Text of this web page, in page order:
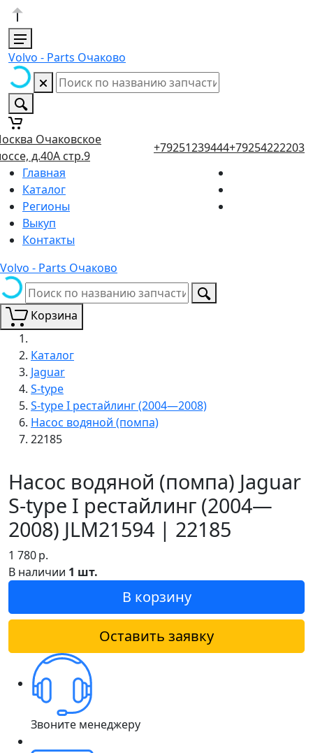
Volvo - Parts Очаково
Очаковское
д.40А стр.9
+79251239444+79254222203
Главная
Каталог
Регионы
Выкуп
Контакты
Volvo - Parts Очаково
Корзина
Каталог
Jaguar
S-type
S-type I рестайлинг (2004—2008)
Насос водяной (помпа)
22185
Насос водяной (помпа) Jaguar
S-type I рестайлинг (2004—
2008) JLM21594 | 22185
1 780р.
В наличии 1 шт.
В корзину
Оставить заявку
Звоните менеджеру